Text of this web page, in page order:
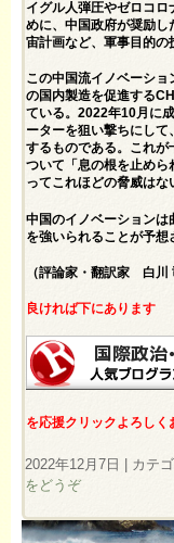
イグル人弾圧やゼロコロ
めに、中国政府が奨励し
宙計画など、軍事目的の
この中国流イノベーシ
の国内製造を促進する
ている。2022年10月に
ーターを狙い撃ちにして
するものである。これが
ついて「息の根を止めら
ってこれほどの脅威はな
中国のイノベーションは
を強いられることが予想
（評論家・翻訳家 白川
良ければ下にあります
を応援クリックよろしく
2022年12月7日 カテ
をどうぞ